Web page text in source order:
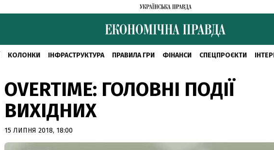
КОЛОНКИ ІНФРАСТРУКТУРА ПРАВИЛА ГРИ ФІНАНСИ СПЕЦПРОЄКТИ
OVERTIME: ГОЛОВНІ ПОДІЇ
ВИХІДНИХ
15 ЛИПНЯ 2018, 18:00